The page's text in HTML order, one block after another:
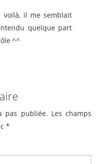
voilà, il me semblait
quelque part
^^
pas publiée. Les champs
*